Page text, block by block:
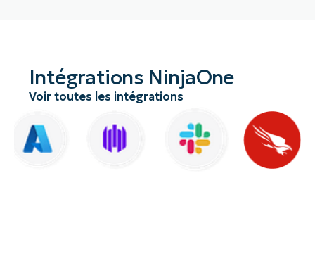
Intégrations NinjaOne
Voir toutes les intégrations